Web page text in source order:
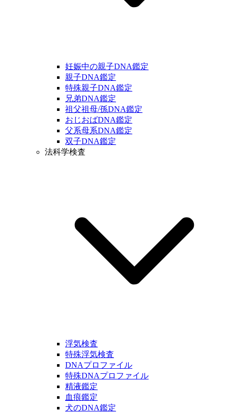
妊娠中の親子DNA鑑定
親子DNA鑑定
特殊親子DNA鑑定
兄弟DNA鑑定
祖父祖母/孫DNA鑑定
おじおばDNA鑑定
父系母系DNA鑑定
双子DNA鑑定
法科学検査
浮気検査
特殊浮気検査
DNAプロファイル
特殊DNAプロファイル
精液鑑定
血痕鑑定
犬のDNA鑑定